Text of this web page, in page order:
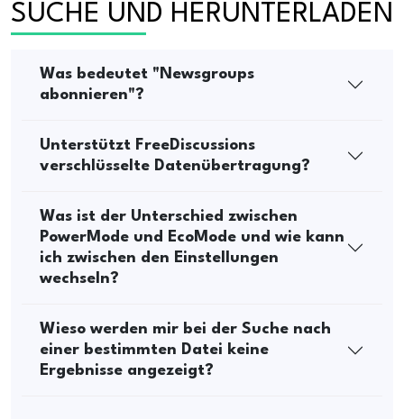
SUCHE UND HERUNTERLADEN
Was bedeutet "Newsgroups
abonnieren"?
Unterstützt FreeDiscussions
verschlüsselte Datenübertragung?
Was ist der Unterschied zwischen
PowerMode und EcoMode und wie kann
ich zwischen den Einstellungen
wechseln?
Wieso werden mir bei der Suche nach
einer bestimmten Datei keine
Ergebnisse angezeigt?